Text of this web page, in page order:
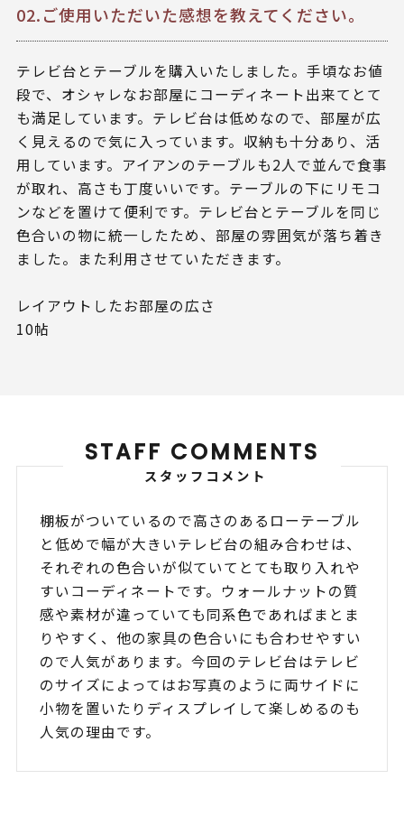
02.ご使用いただいた感想を教えてください。
テレビ台とテーブルを購入いたしました。手頃なお値
段で、オシャレなお部屋にコーディネート出来てとて
も満足しています。テレビ台は低めなので、部屋が広
く見えるので気に入っています。収納も十分あり、活
用しています。アイアンのテーブルも2人で並んで食事
が取れ、高さも丁度いいです。テーブルの下にリモコ
ンなどを置けて便利です。テレビ台とテーブルを同じ
色合いの物に統一したため、部屋の雰囲気が落ち着き
ました。また利用させていただきます。
レイアウトしたお部屋の広さ
10帖
STAFF COMMENTS
スタッフコメント
棚板がついているので高さのあるローテーブル
と低めで幅が大きいテレビ台の組み合わせは、
それぞれの色合いが似ていてとても取り入れや
すいコーディネートです。ウォールナットの質
感や素材が違っていても同系色であればまとま
りやすく、他の家具の色合いにも合わせやすい
ので人気があります。今回のテレビ台はテレビ
のサイズによってはお写真のように両サイドに
小物を置いたりディスプレイして楽しめるのも
人気の理由です。